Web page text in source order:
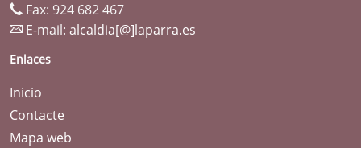
Fax: 924 682 467
E-mail: alcaldia[@]laparra.es
Enlaces
Inicio
Contacte
Mapa web